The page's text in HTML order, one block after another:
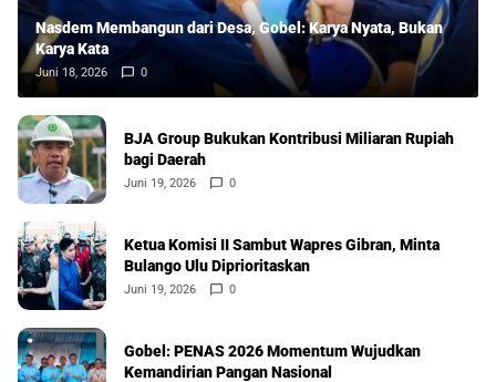
Nasdem Membangun dari Desa, Gobel: Karya Nyata, Bukan
Karya Kata
Juni 18, 2026 0
BJA Group Bukukan Kontribusi Miliaran Rupiah
bagi Daerah
Juni 19, 2026 0
Ketua Komisi II Sambut Wapres Gibran, Minta
Bulango Ulu Diprioritaskan
Juni 19, 2026 0
Gobel: PENAS 2026 Momentum Wujudkan
Kemandirian Pangan Nasional